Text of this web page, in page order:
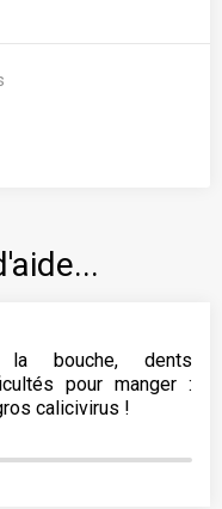
la bouche, dents
pour manger :
calicivirus !